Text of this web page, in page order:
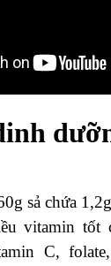
sả chứa
vitamin tốt
C,